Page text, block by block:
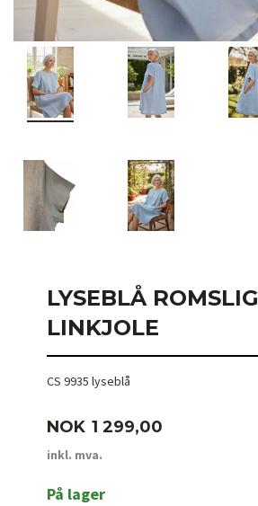
LYSEBLÅ ROMSLIG
LINKJOLE
CS 9935 lyseblå
Pris
NOK 1 299,00
inkl. mva.
På lager